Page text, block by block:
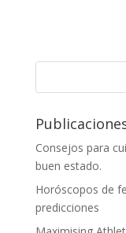
Consejos para
buen estado.
Horóscopos de
predicciones